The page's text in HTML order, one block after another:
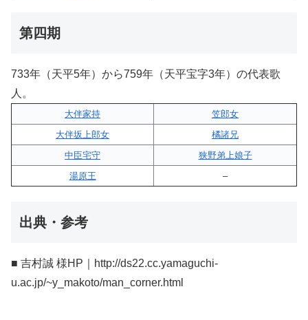
第四期
733年（天平5年）から759年（天平宝字3年）の代表歌
人。
大伴家持
笠郎女
大伴坂上郎女
橘諸兄
中臣宅守
狭野弟上娘子
湯原王
–
出典・参考
■ 吉村誠 様HP｜http://ds22.cc.yamaguchi-
u.ac.jp/~y_makoto/man_corner.html